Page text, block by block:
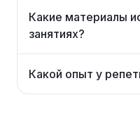
Какие материалы
занятиях?
Какой опыт у